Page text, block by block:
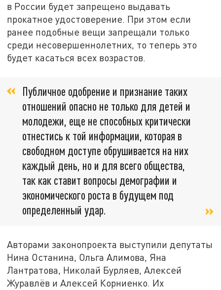
в России будет запрещено выдавать
прокатное удостоверение. При этом если
ранее подобные вещи запрещали только
среди несовершеннолетних, то теперь это
будет касаться всех возрастов.
Публичное одобрение и признание таких
отношений опасно не только для детей и
молодежи, еще не способных критически
отнестись к той информации, которая в
свободном доступе обрушивается на них
каждый день, но и для всего общества,
так как ставит вопросы демографии и
экономического роста в будущем под
определенный удар.
Авторами законопроекта выступили депутаты
Нина Останина, Ольга Алимова, Яна
Лантратова, Николай Бурляев, Алексей
Журавлёв и Алексей Корниенко. Их